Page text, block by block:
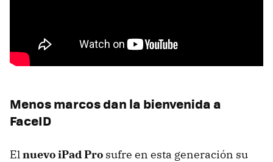
Menos marcos dan la bienvenida a
FaceID
Elnuevo iPad Pro sufre en esta generación su